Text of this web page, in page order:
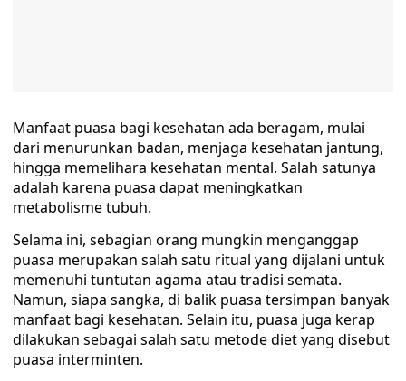
Manfaat puasa bagi kesehatan ada beragam, mulai
dari menurunkan badan, menjaga kesehatan jantung,
hingga memelihara kesehatan mental. Salah satunya
adalah karena puasa dapat meningkatkan
metabolisme tubuh.
Selama ini, sebagian orang mungkin menganggap
puasa merupakan salah satu ritual yang dijalani untuk
memenuhi tuntutan agama atau tradisi semata.
Namun, siapa sangka, di balik puasa tersimpan banyak
manfaat bagi kesehatan. Selain itu, puasa juga kerap
dilakukan sebagai salah satu metode diet yang disebut
puasa interminten.